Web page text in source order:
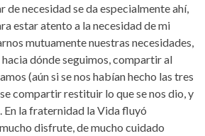
de necesidad se da especialmente ahí,
estar atento a la necesidad de mi
mutuamente nuestras necesidades,
dónde seguimos, compartir al
(aún si se nos habían hecho las tres
compartir restituir lo que se nos dio, y
En la fraternidad la Vida fluyó
disfrute, de mucho cuidado